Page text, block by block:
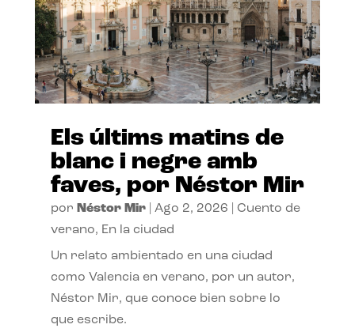
Els últims matins de
blanc i negre amb
faves, por Néstor Mir
por Néstor Mir| Ago 2, 2026
Cuento de
verano, En la ciudad
Un relato ambientado en una ciudad
como Valencia en verano, por un autor,
Néstor Mir, que conoce bien sobre lo
que escribe.